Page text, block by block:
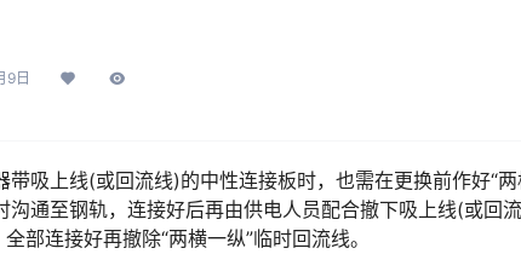
9日
带吸上线(或回流线)的中性连接板时，也需在更换前作好“
沟通至钢轨，连接好后再由供电人员配合撤下吸上线(或回
部连接好再撤除“两横一纵”临时回流线。󠅅󠅃󠄵󠅂󠄪󠇖󠆨󠆨󠇕󠆞󠆒󠅬󠇘󠆭󠆘󠇙󠆝󠅵󠇗󠆭󠆁󠄐󠇗󠅹󠅸󠇖󠆍󠅳󠇖󠅹󠅰󠇖󠆌󠅹